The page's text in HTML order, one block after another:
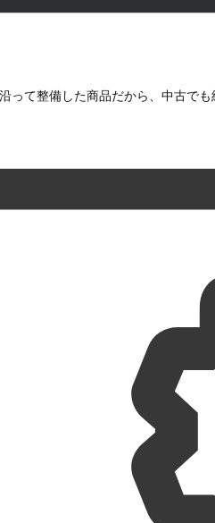
って整備した商品だから、中古で